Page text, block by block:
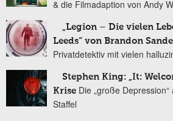
& die Filmadaption von Andy
„Legion – Die vielen
Leeds“ von Brandon
Privatdetektiv mit vielen
Stephen King: „It:
Krise Die „große
Staffel